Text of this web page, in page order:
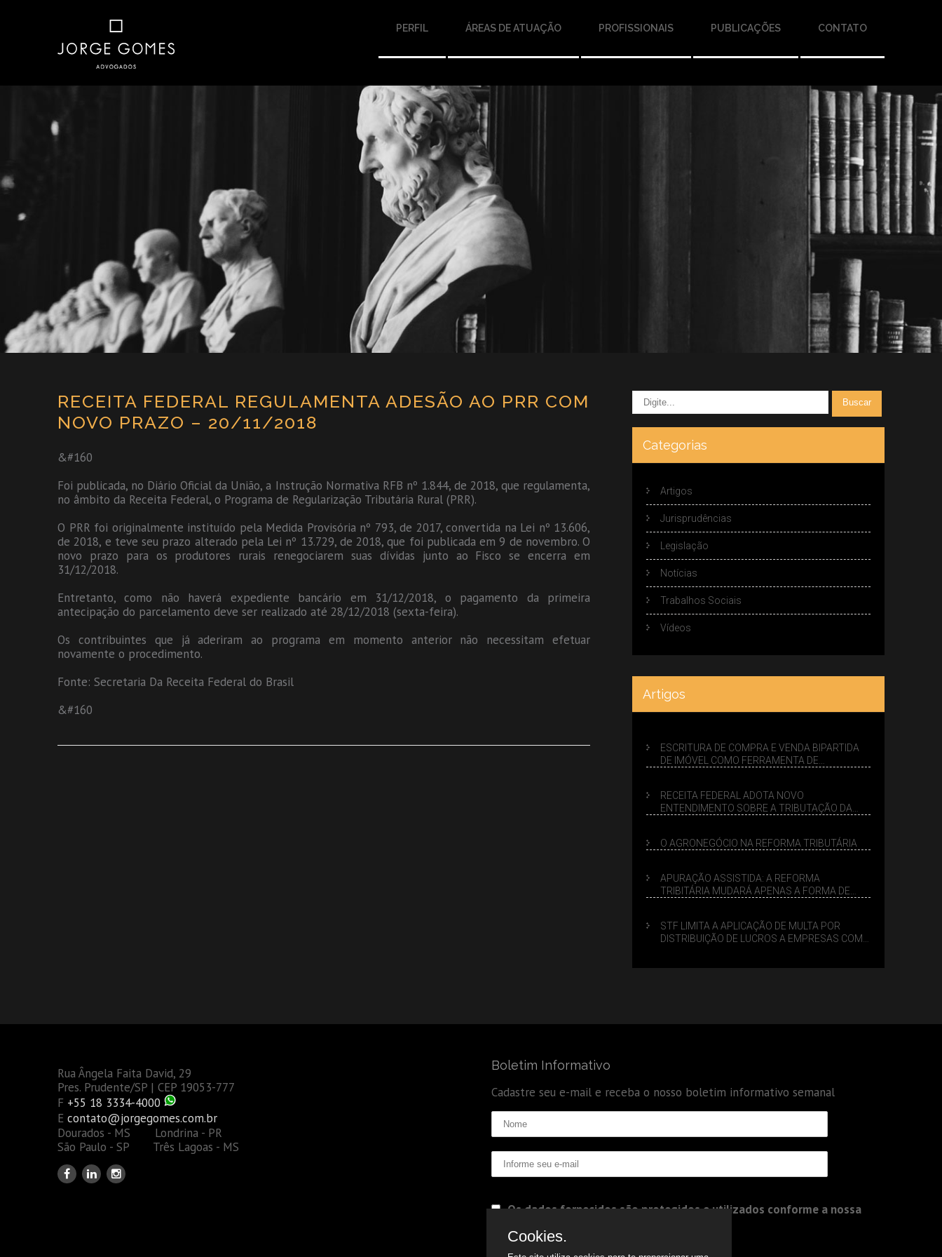
PERFIL ÁREAS DE ATUAÇÃO PROFISSIONAIS PUBLICAÇÕES CONTATO
RECEITA FEDERAL REGULAMENTA ADESÃO AO PRR COM
NOVO PRAZO – 20/11/2018
&#160
Foi publicada, no Diário Oficial da União, a Instrução Normativa RFB nº 1.844, de 2018, que regulamenta,
no âmbito da Receita Federal, o Programa de Regularização Tributária Rural (PRR).
O PRR foi originalmente instituído pela Medida Provisória nº 793, de 2017, convertida na Lei nº 13.606,
de 2018, e teve seu prazo alterado pela Lei nº 13.729, de 2018, que foi publicada em 9 de novembro. O
novo prazo para os produtores rurais renegociarem suas dívidas junto ao Fisco se encerra em
31/12/2018.
Entretanto, como não haverá expediente bancário em 31/12/2018, o pagamento da primeira
antecipação do parcelamento deve ser realizado até 28/12/2018 (sexta-feira).
Os contribuintes que já aderiram ao programa em momento anterior não necessitam efetuar
novamente o procedimento.
Fonte: Secretaria Da Receita Federal do Brasil
&#160
Categorias
Artigos
Jurisprudências
Legislação
Notícias
Trabalhos Sociais
Vídeos
Artigos
ESCRITURA DE COMPRA E VENDA BIPARTIDA
DE IMÓVEL COMO FERRAMENTA DE
RECEITA FEDERAL ADOTA NOVO
ENTENDIMENTO SOBRE A TRIBUTAÇÃO DA
O AGRONEGÓCIO NA REFORMA TRIBUTÁRIA
APURAÇÃO ASSISTIDA: A REFORMA
TRIBITÁRIA MUDARÁ APENAS A FORMA DE
STF LIMITA A APLICAÇÃO DE MULTA POR
DISTRIBUIÇÃO DE LUCROS A EMPRESAS COM
Rua Ângela Faita David, 29
Pres. Prudente/SP | CEP 19053-777
F +55 18 3334-4000
E contato@jorgegomes.com.br
Dourados - MS Londrina - PR
São Paulo - SP Três Lagoas - MS
Boletim Informativo
Cadastre seu e-mail e receba o nosso boletim informativo semanal
Os dados fornecidos são protegidos e utilizados conforme a nossa
Cookies.